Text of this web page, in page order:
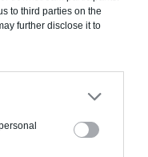
to third parties on the
further disclose it to